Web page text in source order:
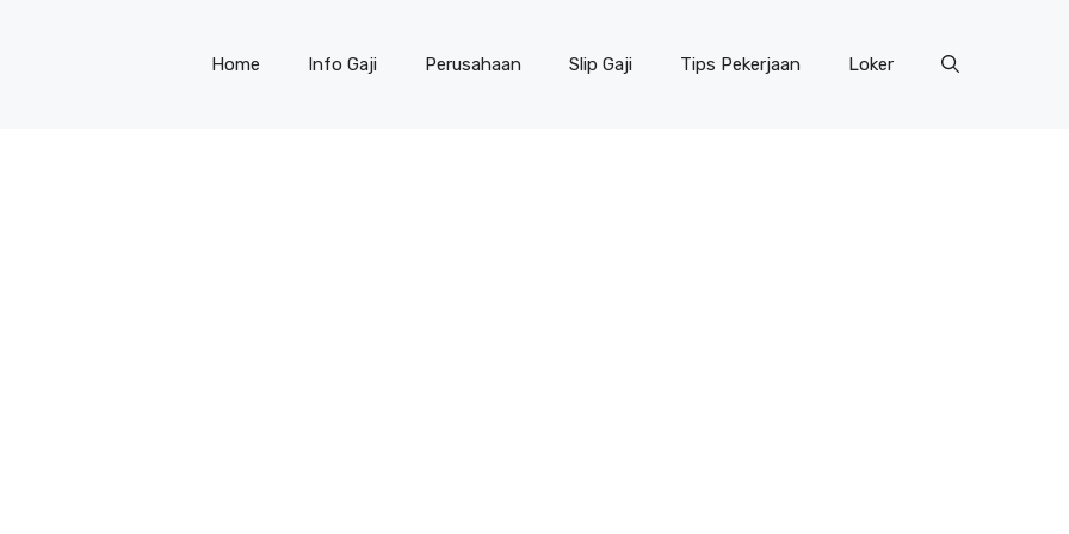
Home Info Gaji Perusahaan Slip Gaji Tips Pekerjaan Loker